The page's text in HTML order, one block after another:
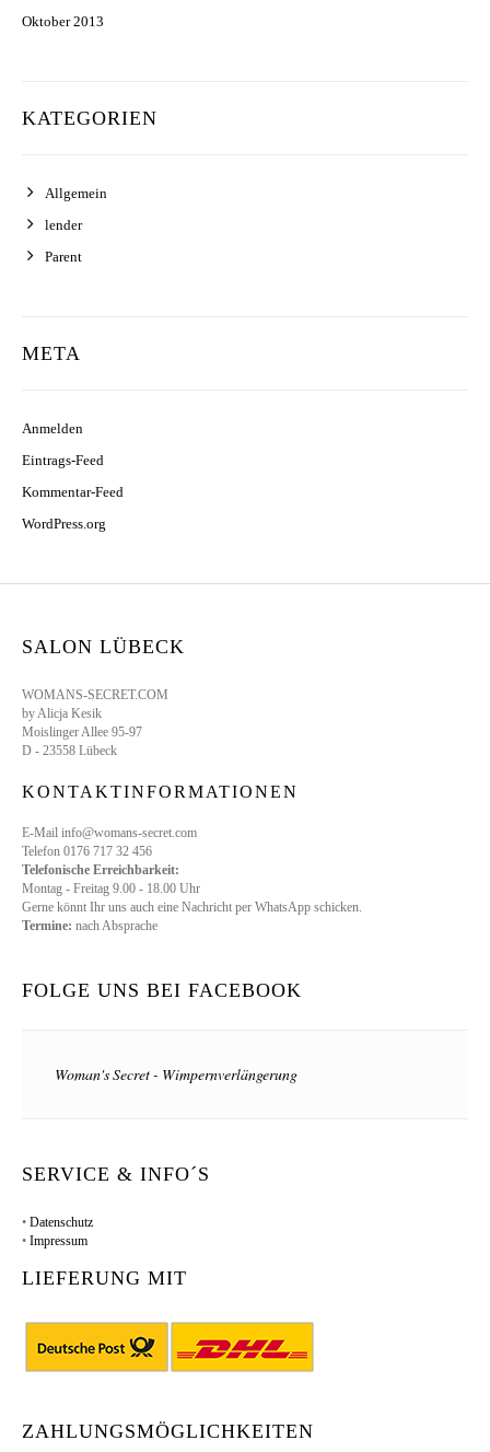
Oktober 2013
KATEGORIEN
Allgemein
lender
Parent
META
Anmelden
Eintrags-Feed
Kommentar-Feed
WordPress.org
SALON LÜBECK
WOMANS-SECRET.COM
by Alicja Kesik
Moislinger Allee 95-97
D - 23558 Lübeck
KONTAKTINFORMATIONEN
E-Mail info@womans-secret.com
Telefon 0176 717 32 456
Telefonische Erreichbarkeit:
Montag - Freitag 9.00 - 18.00 Uhr
Gerne könnt Ihr uns auch eine Nachricht per WhatsApp schicken.
Termine: nach Absprache
FOLGE UNS BEI FACEBOOK
Woman's Secret - Wimpernverlängerung
SERVICE & INFO´S
• Datenschutz
• Impressum
LIEFERUNG MIT
ZAHLUNGSMÖGLICHKEITEN